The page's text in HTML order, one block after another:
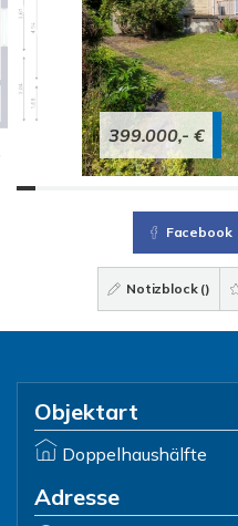
399.000,- €
Facebook
Notizblock ()
Objektart
Doppelhaushälfte
Adresse